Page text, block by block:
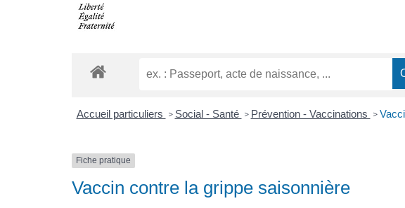
Accueil particuliers > Social - Santé > Prévention - Vaccinations >
Fiche pratique
Vaccin contre la grippe saisonnière